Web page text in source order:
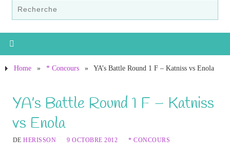
Home » * Concours » YA’s Battle Round 1 F – Katniss vs Enola
YA’s Battle Round 1 F – Katniss
vs Enola
DEHERISSON 9 OCTOBRE 2012 * CONCOURS